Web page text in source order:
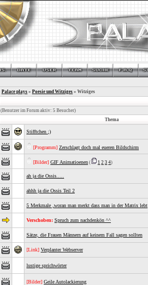
Palace plays » Poesie und Witziges » Witziges
(Benutzer im Forum aktiv: 5 Besucher)
Thema
Stifftchen ;)
[Programm] Zerschlagt doch mal eueren Bildschirm
[Bilder] GIF Animatioenen ( 1 2 3 4)
ah ja die Ossis.....
ahhh ja die Ossis Teil 2
5 Merkmale ,woran man merkt dass man in der Matrix lebt
Verschoben: Spruch zum nachdenkön ^^
Sätze, die Frauen Männern auf keinem Fall sagen sollten
[Link] Verplanter Webserver
lustige sprichwörter
[Bilder] Geile Autolackierung